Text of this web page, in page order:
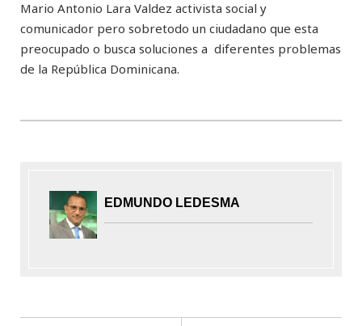
Mario Antonio Lara Valdez activista social y
comunicador pero sobretodo un ciudadano que esta
preocupado o busca soluciones a diferentes problemas
de la República Dominicana.
EDMUNDO LEDESMA